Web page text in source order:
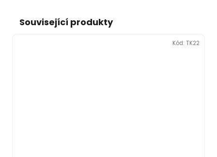
Související produkty
Kód: TK22